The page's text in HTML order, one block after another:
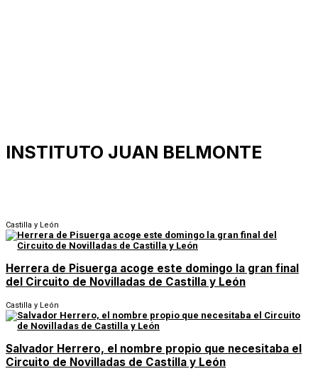
INSTITUTO JUAN BELMONTE
Castilla y León
Herrera de Pisuerga acoge este domingo la gran final
del Circuito de Novilladas de Castilla y León
Castilla y León
Salvador Herrero, el nombre propio que necesitaba el
Circuito de Novilladas de Castilla y León